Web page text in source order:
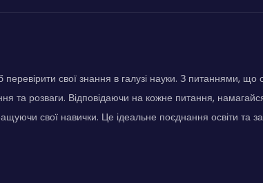
свої знання в галузі науки. З питаннями,
та розваги. Відповідаючи на кожне питання,
свої навички. Це ідеальне поєднання освіти та